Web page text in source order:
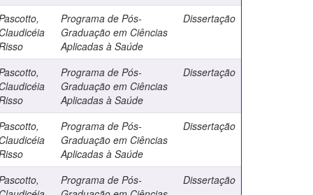
Programa de Pós-
Graduação em Ciências
Aplicadas à Saúde
Dissertação
Programa de Pós-
Graduação em Ciências
Aplicadas à Saúde
Dissertação
Programa de Pós-
Graduação em Ciências
Aplicadas à Saúde
Dissertação
Programa de Pós-
Dissertação